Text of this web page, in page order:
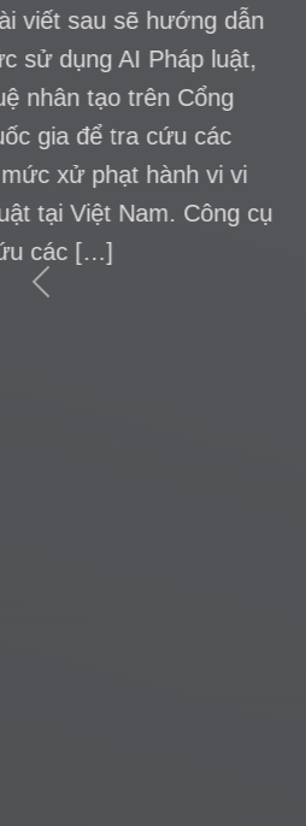
Mạng xã hội bùng nổ
tạo bằng AI Chỉ với
chưa đầy một giờ chờ
tiệm tóc tại Đồng Nai,
TVC (video quảng cáo
cho cửa tiệm của
được tạo ra bằng